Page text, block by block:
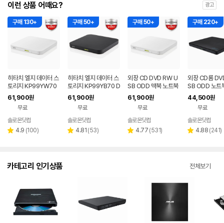
이런 상품 어때요? 광고
구매 130+
히타치 엘지 데이터 스
토리지 KP99YW70
DVD 화이트 외장OD
D CD DVD 리핑 안드
로이드
61,900원
무료
페이
솔로몬닷컴
별 4.9 리
(100)
구매 50+
히타치 엘지 데이터 스
토리지 KP99YB70 D
VD 블랙 외장ODD C
D DVD 리핑 안드로이
61,900원
무료
페이
솔로몬닷컴
별 4.81 리
(53)
구매 50+
외장 CD DVD RW U
SB ODD 맥북 노트북
호환 안드로이드 지원
화이트 히타치엘지 KP
99YW70
61,900원
무료
페이
솔로몬닷컴
별 4.77 리
(531)
구매 220+
외장 CD롬
SB ODD 노트
크탑 맥 호환
치엘지
44,500원
무료
페
솔로몬닷컴
별 4.88 리
(241)
카테고리 인기상품 전체보기